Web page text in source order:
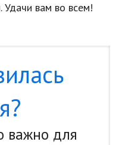
Удачи вам во всем!
важно для